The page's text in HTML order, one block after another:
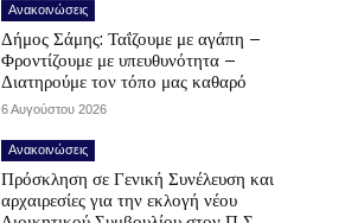
Ανακοινώσεις
Δήμος Σάμης: Ταΐζουμε με αγάπη –
Φροντίζουμε με υπευθυνότητα –
Διατηρούμε τον τόπο μας καθαρό
6 Αυγούστου 2026
Ανακοινώσεις
Πρόσκληση σε Γενική Συνέλευση και
αρχαιρεσίες για την εκλογή νέου